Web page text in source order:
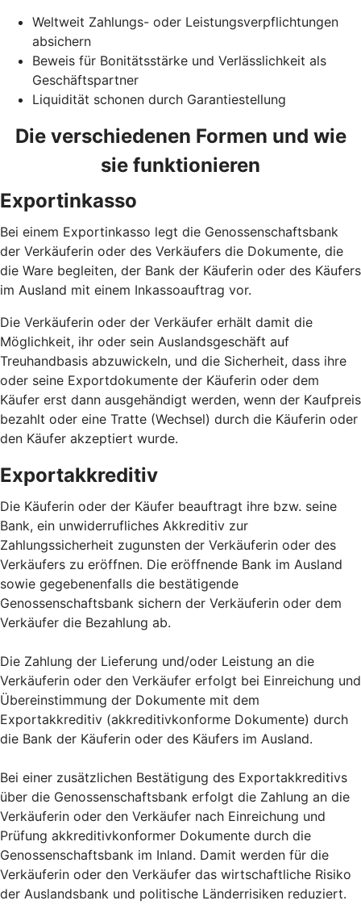
Weltweit Zahlungs- oder Leistungsverpflichtungen
absichern
Beweis für Bonitätsstärke und Verlässlichkeit als
Geschäftspartner
Liquidität schonen durch Garantiestellung
Die verschiedenen Formen und wie
sie funktionieren
Exportinkasso
Bei einem Exportinkasso legt die Genossenschaftsbank
der Verkäuferin oder des Verkäufers die Dokumente, die
die Ware begleiten, der Bank der Käuferin oder des Käufers
im Ausland mit einem Inkassoauftrag vor.
Die Verkäuferin oder der Verkäufer erhält damit die
Möglichkeit, ihr oder sein Auslandsgeschäft auf
Treuhandbasis abzuwickeln, und die Sicherheit, dass ihre
oder seine Exportdokumente der Käuferin oder dem
Käufer erst dann ausgehändigt werden, wenn der Kaufpreis
bezahlt oder eine Tratte (Wechsel) durch die Käuferin oder
den Käufer akzeptiert wurde.
Exportakkreditiv
Die Käuferin oder der Käufer beauftragt ihre bzw. seine
Bank, ein unwiderrufliches Akkreditiv zur
Zahlungssicherheit zugunsten der Verkäuferin oder des
Verkäufers zu eröffnen. Die eröffnende Bank im Ausland
sowie gegebenenfalls die bestätigende
Genossenschaftsbank sichern der Verkäuferin oder dem
Verkäufer die Bezahlung ab.
Die Zahlung der Lieferung und/oder Leistung an die
Verkäuferin oder den Verkäufer erfolgt bei Einreichung und
Übereinstimmung der Dokumente mit dem
Exportakkreditiv (akkreditivkonforme Dokumente) durch
die Bank der Käuferin oder des Käufers im Ausland.
Bei einer zusätzlichen Bestätigung des Exportakkreditivs
über die Genossenschaftsbank erfolgt die Zahlung an die
Verkäuferin oder den Verkäufer nach Einreichung und
Prüfung akkreditivkonformer Dokumente durch die
Genossenschaftsbank im Inland. Damit werden für die
Verkäuferin oder den Verkäufer das wirtschaftliche Risiko
der Auslandsbank und politische Länderrisiken reduziert.